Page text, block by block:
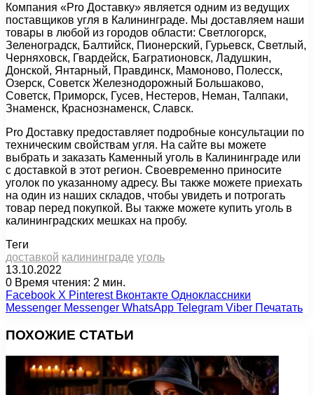
Компания «Pro Доставку» является одним из ведущих
поставщиков угля в Калининграде. Мы доставляем наши
товары в любой из городов области: Светлогорск,
Зеленоградск, Балтийск, Пионерский, Гурьевск, Светлый,
Черняховск, Гвардейск, Багратионовск, Ладушкин,
Донской, Янтарный, Правдинск, Мамоново, Полесск,
Озерск, Советск Железнодорожный Большаково,
Советск, Приморск, Гусев, Нестеров, Неман, Талпаки,
Знаменск, Краснознаменск, Славск.
Pro Доставку предоставляет подробные консультации по
техническим свойствам угля. На сайте вы можете
выбрать и заказать Каменный уголь в Калининграде или
с доставкой в этот регион. Своевременно приносите
уголок по указанному адресу. Вы также можете приехать
на один из наших складов, чтобы увидеть и потрогать
товар перед покупкой. Вы также можете купить уголь в
калининградских мешках на пробу.
Теги
доставкой калининграде уголь
13.10.2022
0 Время чтения: 2 мин.
Facebook X Pinterest Вконтакте Одноклассники
Messenger Messenger WhatsApp Telegram Viber Печатать
ПОХОЖИЕ СТАТЬИ